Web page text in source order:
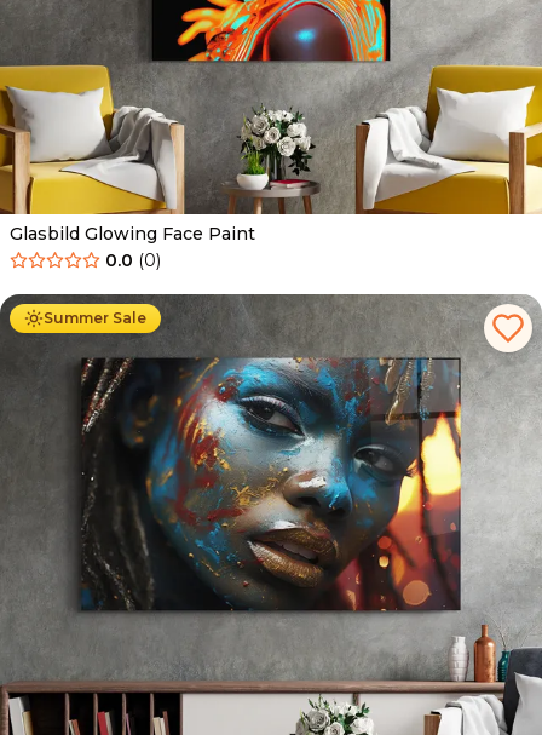
Glasbild Glowing Face Paint
0.0 (0)
Summer Sale
Ab 69.90 € 44.90